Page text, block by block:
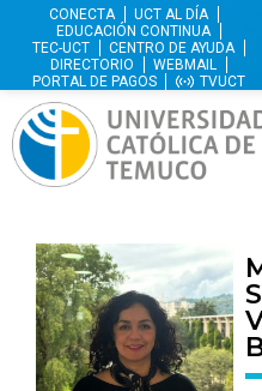
CONECTA
UCT AL DÍA
EDUCACIÓN CONTINUA
TEC-UCT
CENTRO DE AYUDA
DIRECTORIO
WEBMAIL
PORTAL DE PAGOS
TVUCT